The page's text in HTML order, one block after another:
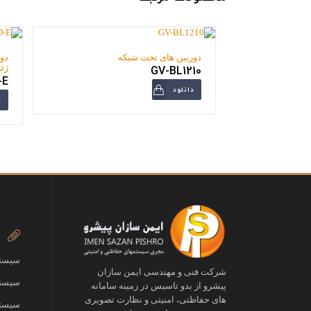
دوربین های تحت شبکه
GV-BL1210
دانلود
شرکت فنی و مهندسی ایمن سازان
پیشرو از بدو تاسیس در زمینه سامانه
های حفاظتی، امنیتی و نظارت تصویری